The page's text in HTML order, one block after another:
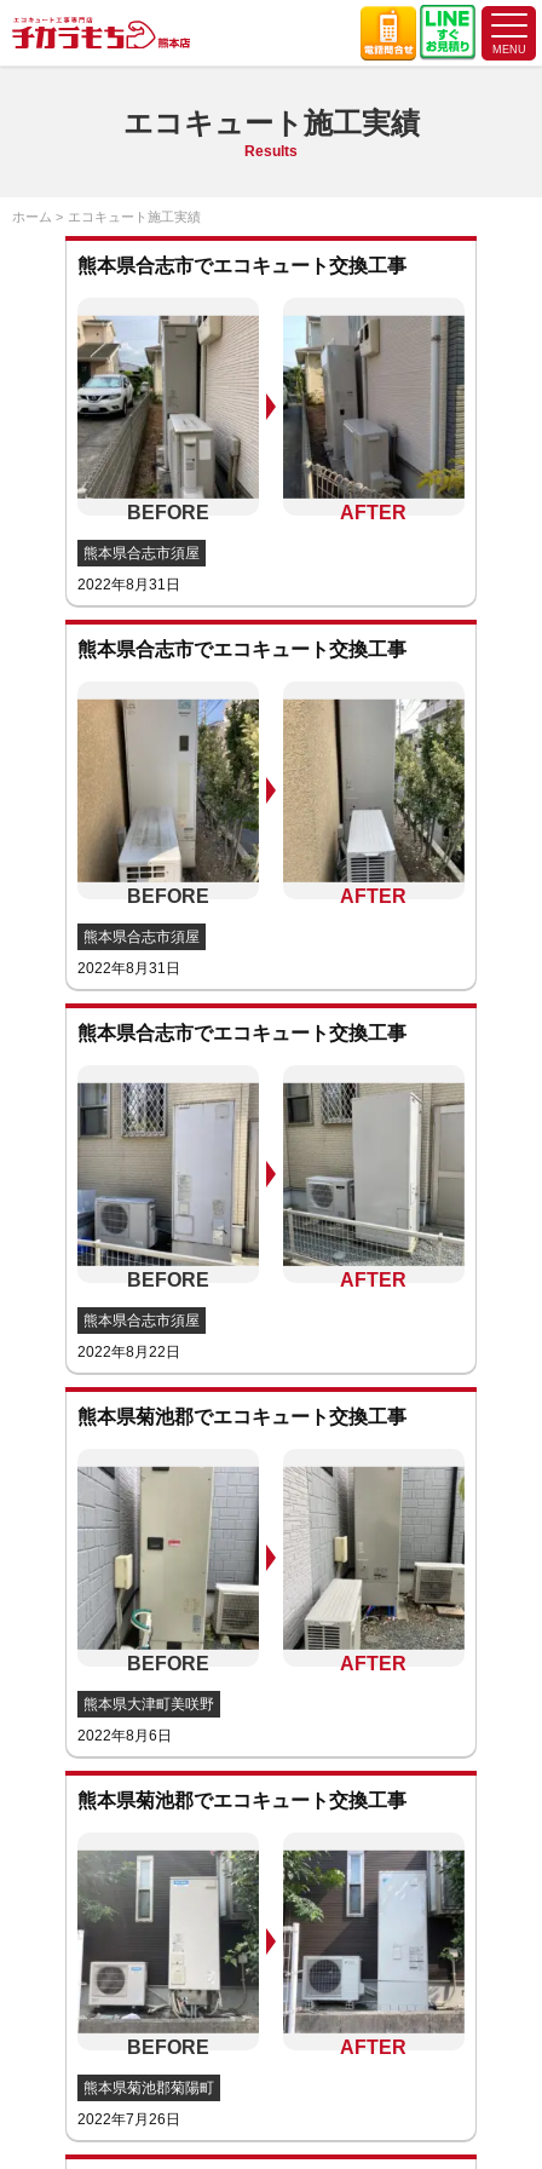
エコキュート施工実績
Results
ホーム エコキュート施工実績
熊本県合志市でエコキュート交換工事
熊本県合志市須屋
2022年8月31日
熊本県合志市でエコキュート交換工事
熊本県合志市須屋
2022年8月31日
熊本県合志市でエコキュート交換工事
熊本県合志市須屋
2022年8月22日
熊本県菊池郡でエコキュート交換工事
熊本県大津町美咲野
2022年8月6日
熊本県菊池郡でエコキュート交換工事
熊本県菊池郡菊陽町
2022年7月26日